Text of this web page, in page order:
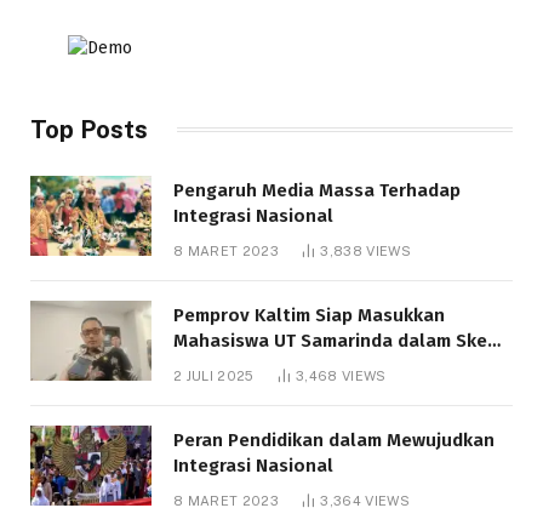
Top Posts
Pengaruh Media Massa Terhadap
Integrasi Nasional
8 MARET 2023 3,838VIEWS
Pemprov Kaltim Siap Masukkan
Mahasiswa UT Samarinda dalam Skema
Bantuan Pendidikan Gratispol
2 JULI 2025 3,468 VIEWS
Peran Pendidikan dalam Mewujudkan
Integrasi Nasional
8 MARET 2023 3,364VIEWS